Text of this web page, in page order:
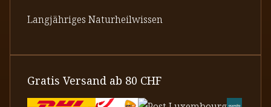
Langjähriges Naturheilwissen
Gratis Versand ab 80 CHF